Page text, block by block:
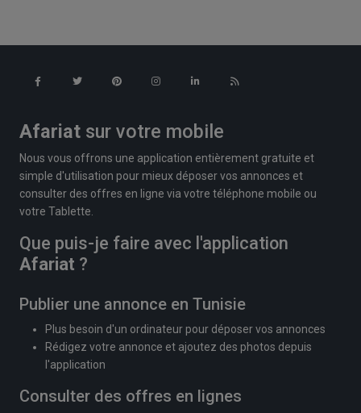
Afariat sur votre mobile
Nous vous offrons une application entièrement gratuite et
simple d'utilisation pour mieux déposer vos annonces et
consulter des offres en ligne via votre téléphone mobile ou
votre Tablette.
Que puis-je faire avec l'application
Afariat ?
Publier une annonce en Tunisie
Plus besoin d'un ordinateur pour déposer vos annonces
Rédigez votre annonce et ajoutez des photos depuis
l'application
Consulter des offres en lignes